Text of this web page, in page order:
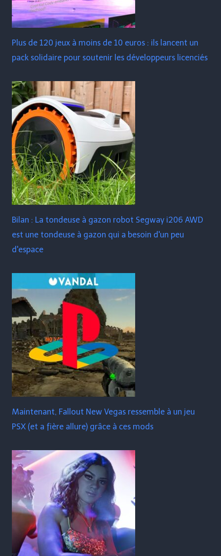
Plus de 120 jeux à moins de 10 euros : ils lancent un
pack solidaire pour soutenir les développeurs licenciés
Bilan : La tondeuse à gazon robot Segway i206 AWD
est une tondeuse à gazon qui a besoin d'un peu
d'espace
Maintenant, Fallout New Vegas ressemble à un jeu
PSX (et a fière allure) grâce à ces mods